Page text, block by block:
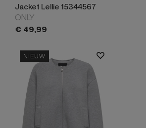
Jacket Lellie 15344567
ONLY
€ 49,99
NIEUW